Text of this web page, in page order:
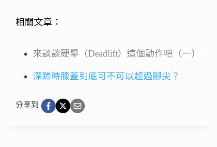
相關文章：
來談談硬舉（Deadlift）這個動作吧（一）
深蹲時膝蓋到底可不可以超過腳尖？
分享到